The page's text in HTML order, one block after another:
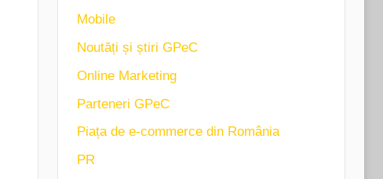
Mobile
Noutăți și știri GPeC
Online Marketing
Parteneri GPeC
Piața de e-commerce din România
PR